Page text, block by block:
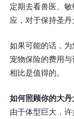
定期去看兽医、
应，对于保持圣丹
如果可能的话，
宠物保险的费用
相比是值得的。
如何照顾你的大
由于体型巨大，